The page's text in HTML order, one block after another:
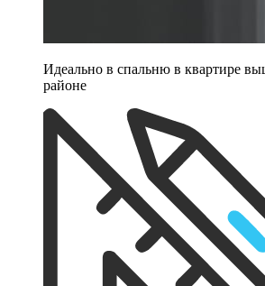
Идеально в спальню в квартире
районе